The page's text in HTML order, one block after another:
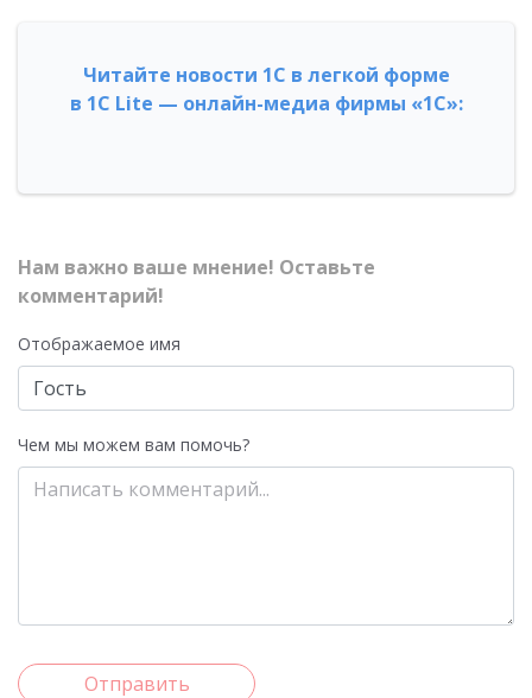
Читайте новости 1С в легкой форме
в 1С Lite — онлайн-медиа фирмы «1С»:
Нам важно ваше мнение! Оставьте
комментарий!
Отображаемое имя
Чем мы можем вам помочь?
Отправить